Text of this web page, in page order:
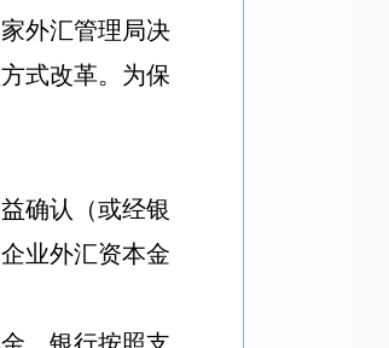
外汇管理局决
式改革。为保
确认（或经银
业外汇资本金